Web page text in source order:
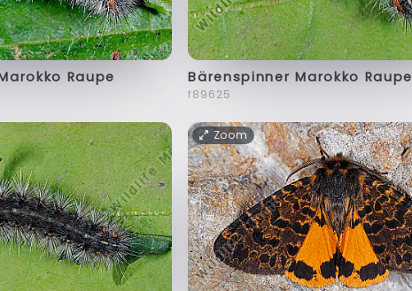
Raupe Bärenspinner Marokko Raupe
f89625
Zoom